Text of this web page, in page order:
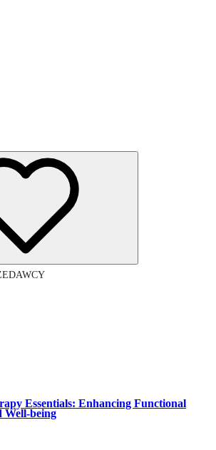
Essentials: Enhancing Functional
Well-being